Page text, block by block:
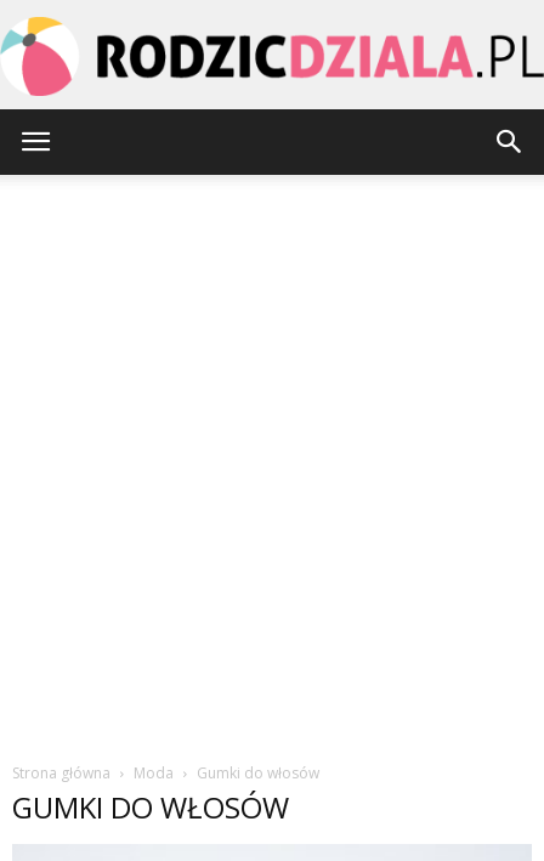
Strona główna Moda Gumki do włosów
GUMKI DO WŁOSÓW